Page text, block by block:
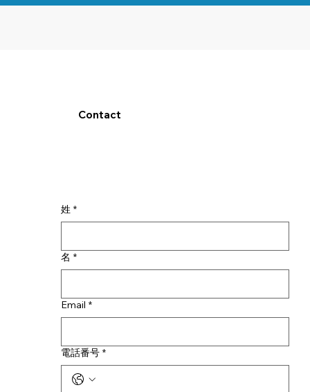
Contact
姓 *
名 *
Email *
電話番号 *